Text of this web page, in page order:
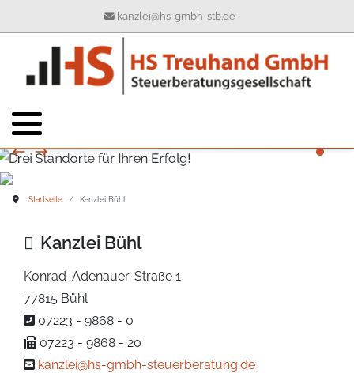
kanzlei@hs-gmbh-stb.de
Startseite Kanzlei Bühl
Kanzlei Bühl
Konrad-Adenauer-Straße 1
77815 Bühl
07223 - 9868 - 0
07223 - 9868 - 20
kanzlei@hs-gmbh-steuerberatung.de
Ihre Ansprechpartner
Buchhaltung
Digitalisierung
Geschichte